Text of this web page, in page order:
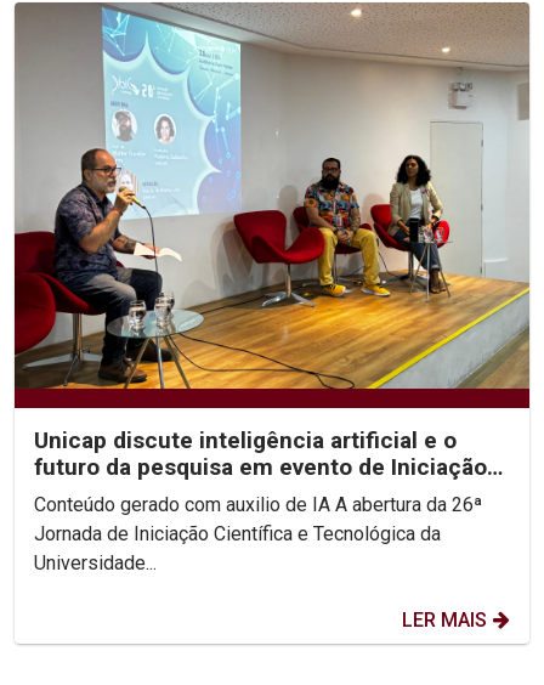
Unicap discute inteligência artificial e o
futuro da pesquisa em evento de Iniciação
Científica
Conteúdo gerado com auxilio de IA A abertura da 26ª
Jornada de Iniciação Científica e Tecnológica da
Universidade...
LER MAIS